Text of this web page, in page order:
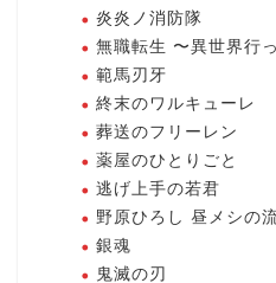
炎炎ノ消防隊
無職転生 〜異世界行
範馬刃牙
終末のワルキューレ
葬送のフリーレン
薬屋のひとりごと
逃げ上手の若君
野原ひろし 昼メシの
銀魂
鬼滅の刃